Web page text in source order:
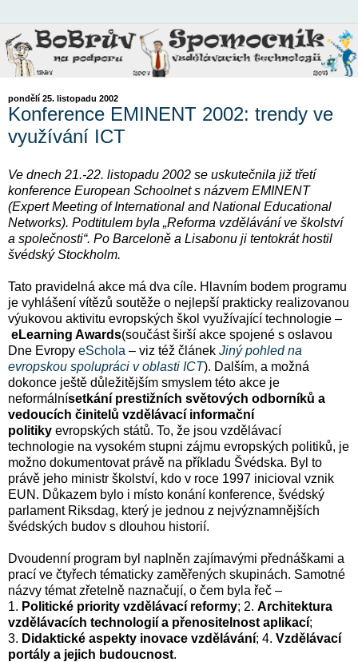
pondělí 25. listopadu 2002
Konference EMINENT 2002: trendy ve
využívání ICT
Ve dnech 21.-22. listopadu 2002 se uskutečnila již třetí
konference European Schoolnet s názvem EMINENT
(Expert Meeting of International and National Educational
Networks). Podtitulem byla „Reforma vzdělávání ve školství
a společnosti“. Po Barceloně a Lisabonu ji tentokrát hostil
švédský Stockholm.
Tato pravidelná akce má dva cíle. Hlavním bodem programu
je vyhlášení vítězů soutěže o nejlepší prakticky realizovanou
výukovou aktivitu evropských škol využívající technologie –
eLearning Awards(součást širší akce spojené s oslavou
Dne Evropy eSchola – viz též článek Jiný pohled na
evropskou spolupráci v oblasti ICT). Dalším, a možná
dokonce ještě důležitějším smyslem této akce je
neformálnísetkání prestižních světových odborníků a
vedoucích činitelů vzdělávací informační
politiky evropských států. To, že jsou vzdělávací
technologie na vysokém stupni zájmu evropských politiků, je
možno dokumentovat právě na příkladu Švédska. Byl to
právě jeho ministr školství, kdo v roce 1997 inicioval vznik
EUN. Důkazem bylo i místo konání konference, švédský
parlament Riksdag, který je jednou z nejvýznamnějších
švédských budov s dlouhou historií.
Dvoudenní program byl naplněn zajímavými přednáškami a
prací ve čtyřech tématicky zaměřených skupinách. Samotné
názvy témat zřetelně naznačují, o čem byla řeč –
1. Politické priority vzdělávací reformy; 2. Architektura
vzdělávacích technologií a přenositelnost aplikací;
3. Didaktické aspekty inovace vzdělávání; 4. Vzdělávací
portály a jejich budoucnost.